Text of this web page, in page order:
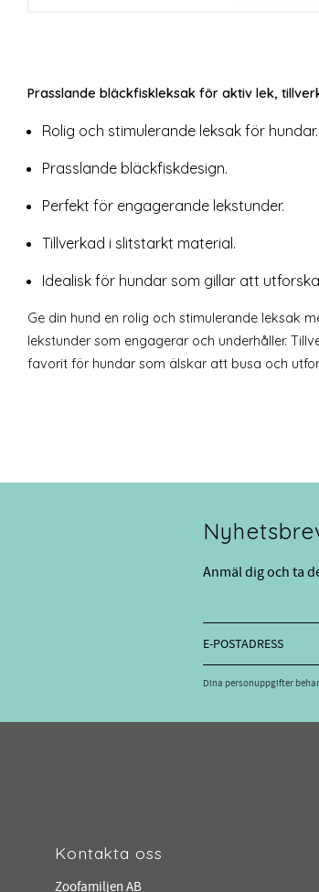
Prasslande bläckfiskleksak för aktiv lek,
Rolig och stimulerande leksak för hundar.
Prasslande bläckfiskdesign.
Perfekt för engagerande lekstunder.
Tillverkad i slitstarkt material.
Idealisk för hundar som gillar att
Ge din hund en rolig och stimulerande leksak
lekstunder som engagerar och underhåller.
favorit för hundar som älskar att busa och
Anmäl dig och ta
Dina personuppgifter
Kontakta oss
Zoofamiljen AB